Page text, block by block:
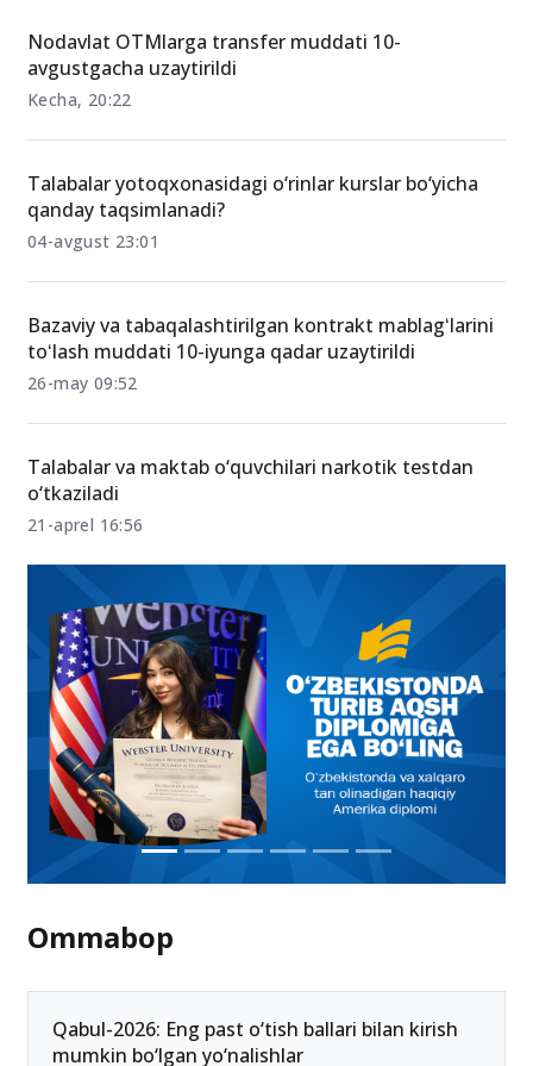
O‘xshash xabarlar
avgustgacha uzaytirildi
Kecha, 20:22
qanday taqsimlanadi?
04-avgust 23:01
toʻlash muddati 10-iyunga qadar uzaytirildi
26-may 09:52
21-aprel 16:56
Ommabop